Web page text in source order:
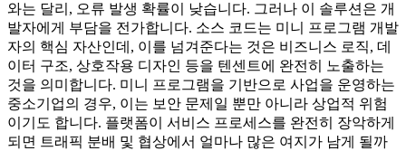
와는 달리, 오류 발생 확률이 낮습니다. 그러나 이 솔루션은 개
발자에게 부담을 전가합니다. 소스 코드는 미니 프로그램 개발
자의 핵심 자산인데, 이를 넘겨준다는 것은 비즈니스 로직, 데
이터 구조, 상호작용 디자인 등을 텐센트에 완전히 노출하는
것을 의미합니다. 미니 프로그램을 기반으로 사업을 운영하는
중소기업의 경우, 이는 보안 문제일 뿐만 아니라 상업적 위험
이기도 합니다. 플랫폼이 서비스 프로세스를 완전히 장악하게
되면 트래픽 분배 및 협상에서 얼마나 많은 여지가 남게 될까